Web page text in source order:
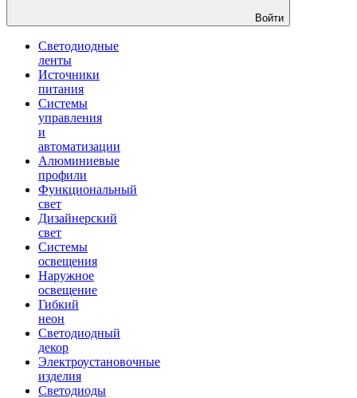
Войти
Светодиодные
ленты
Источники
питания
Системы
управления
и
автоматизации
Алюминиевые
профили
Функциональный
свет
Дизайнерский
свет
Системы
освещения
Наружное
освещение
Гибкий
неон
Светодиодный
декор
Электроустановочные
изделия
Светодиоды